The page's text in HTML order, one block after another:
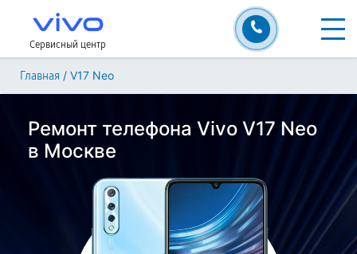
Сервисный центр
Главная / V17 Neo
Ремонт телефона Vivo V17 Neo
в Москве